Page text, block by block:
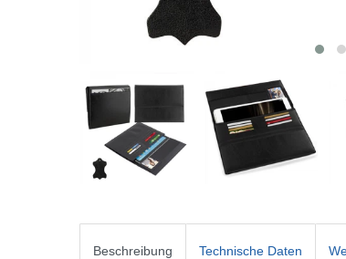
Beschreibung Technische Daten